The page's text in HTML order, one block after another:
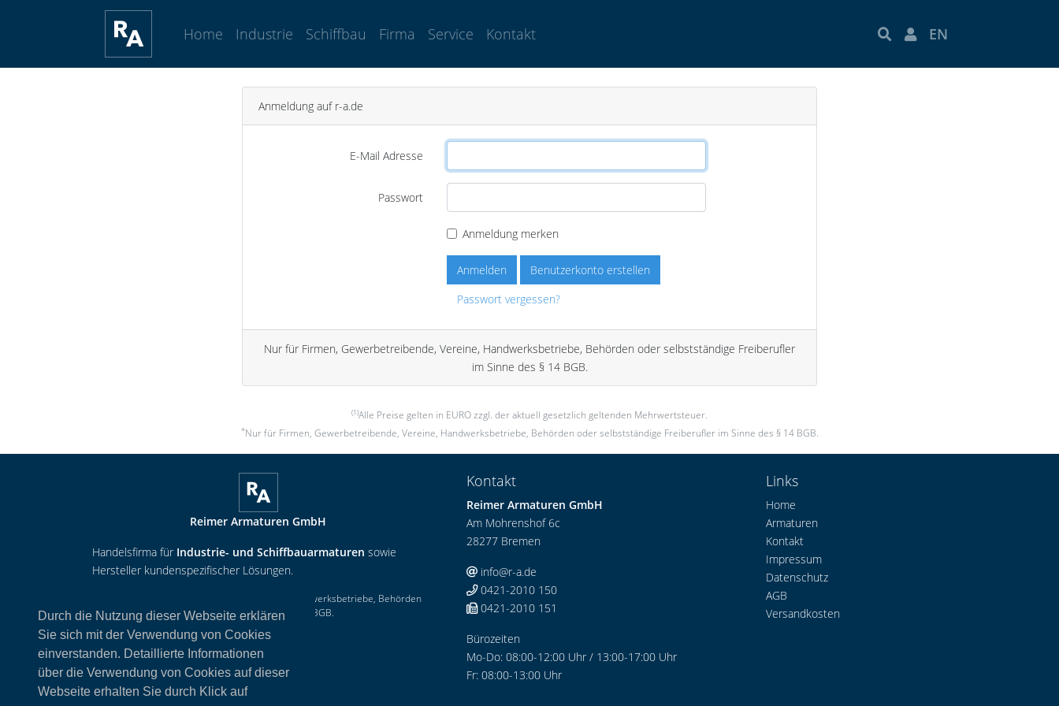
Durch die Nutzung dieser Webseite erklären
Sie sich mit der Verwendung von Cookies
einverstanden. Detaillierte Informationen
über die Verwendung von Cookies auf dieser
Webseite erhalten Sie durch Klick auf
Home Industrie Schiffbau Firma Service Kontakt EN
Anmeldung auf r-a.de
E-Mail Adresse
Passwort
Anmeldung merken
Anmelden
Benutzerkonto erstellen
Passwort vergessen?
Nur für Firmen, Gewerbetreibende, Vereine, Handwerksbetriebe, Behörden oder selbstständige Freiberufler
im Sinne des § 14 BGB.
(1)Alle Preise gelten in EURO zzgl. der aktuell gesetzlich geltenden Mehrwertsteuer.
*Nur für Firmen, Gewerbetreibende, Vereine, Handwerksbetriebe, Behörden oder selbstständige Freiberufler im Sinne des § 14 BGB.
Reimer Armaturen GmbH
Handelsfirma für Industrie- und Schiffbauarmaturen sowie
Hersteller kundenspezifischer Lösungen.
Nur für Firmen, Gewerbetreibende, Vereine, Handwerksbetriebe, Behörden
oder selbstständige Freiberufler im Sinne des § 14 BGB.
Der Mindestbestellwert beträgt100 €
©2026 Reimer Armaturen GmbH.
Kontakt
Reimer Armaturen GmbH
Am Mohrenshof 6c
28277 Bremen
info@r-a.de
0421-2010 150
0421-2010 151
Bürozeiten
Mo-Do: 08:00-12:00 Uhr / 13:00-17:00 Uhr
Fr: 08:00-13:00 Uhr
Links
Home
Armaturen
Kontakt
Impressum
Datenschutz
AGB
Versandkosten